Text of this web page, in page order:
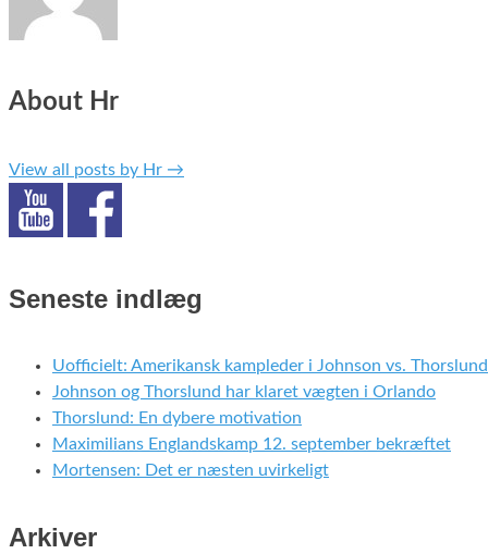
About Hr
View all posts by Hr →
Seneste indlæg
Uofficielt: Amerikansk kampleder i Johnson vs. Thorslund
Johnson og Thorslund har klaret vægten i Orlando
Thorslund: En dybere motivation
Maximilians Englandskamp 12. september bekræftet
Mortensen: Det er næsten uvirkeligt
Arkiver